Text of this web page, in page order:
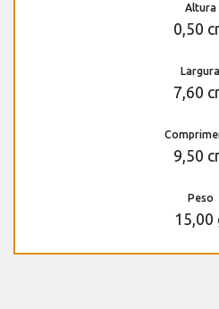
Altura
0,50
Largura
7,60
9,50
Peso
15,00